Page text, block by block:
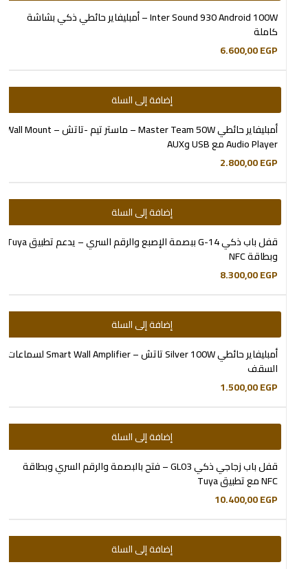
Inter Sound 930 Android 100W – أمبليفاير حائطي ذكي بشاشة
كاملة
6.600,00EGP
إضافة إلى السلة
أمبليفاير حائطي Master Team 50W – ماستر تيم -تاتش – Wall Mount
Audio Player مع USB وAUX
2.800,00EGP
إضافة إلى السلة
قفل باب ذكي G-14 ببصمة الإصبع والرقم السري – يدعم تطبيق Tuya
وبطاقة NFC
8.300,00EGP
إضافة إلى السلة
أمبليفاير حائطي Silver 100W تاتش – Smart Wall Amplifier لسماعات
السقف
1.500,00EGP
إضافة إلى السلة
قفل باب زجاجي ذكي GL03 – فتح بالبصمة والرقم السري وبطاقة
NFC مع تطبيق Tuya
10.400,00EGP
إضافة إلى السلة